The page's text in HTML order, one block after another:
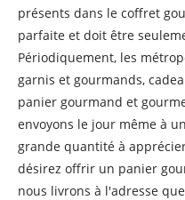
présents dans le coffret
parfaite et doit être
Périodiquement, les
garnis et gourmands,
panier gourmand et
envoyons le jour même à
grande quantité à
désirez offrir un panier
nous livrons à l'adresse